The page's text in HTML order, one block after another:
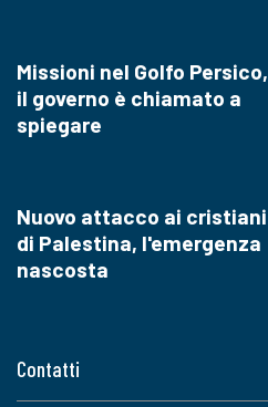
Contatti
Missioni nel Golfo Persico,
il governo è chiamato a
spiegare
Nuovo attacco ai cristiani
di Palestina, l'emergenza
nascosta